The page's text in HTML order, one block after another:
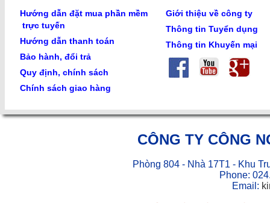
Hướng dẫn đặt mua phần mềm
trực tuyến
Hướng dẫn thanh toán
Bảo hành, đổi trả
Quy định, chính sách
Chính sách giao hàng
Giới thiệu về công ty
Thông tin Tuyển dụng
Thông tin Khuyến mại
CÔNG TY CÔNG
Phòng 804 - Nhà 17T1 - Khu
Phone:
Email: